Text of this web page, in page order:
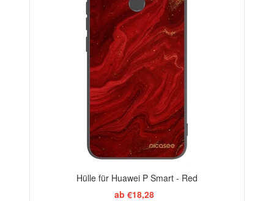
Hülle für Huawei P Smart - Red
ab €18,28